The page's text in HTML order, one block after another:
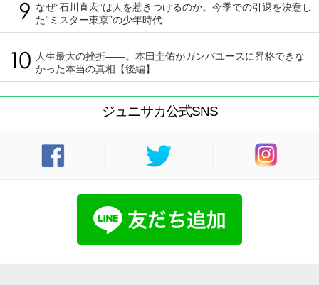
なぜ“石川直宏”は人を惹きつけるのか。今季での引退を決意し
た“ミスター東京”の少年時代
人生最大の挫折――。本田圭佑がガンバユースに昇格できな
かった本当の真相【後編】
ジュニサカ公式SNS